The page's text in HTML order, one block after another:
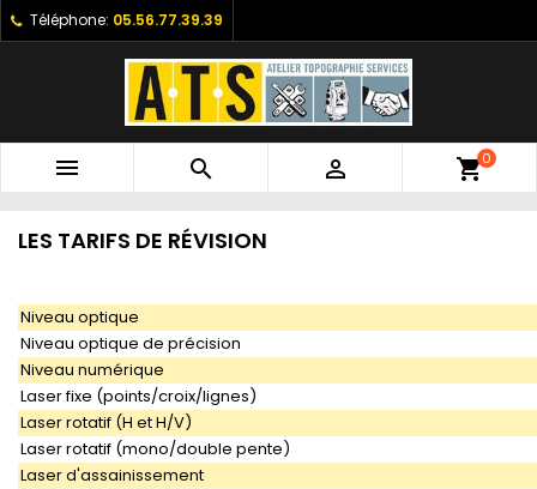
Téléphone: 05.56.77.39.39
   shopping_cart0
LES TARIFS DE RÉVISION
Niveau optique
Niveau optique de précision
Niveau numérique
Laser fixe (points/croix/lignes)
Laser rotatif (H et H/V)
Laser rotatif (mono/double pente)
Laser d'assainissement